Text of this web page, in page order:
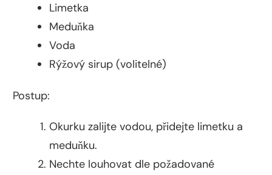
Limetka
Meduňka
Voda
Rýžový sirup (volitelné)
Postup:
Okurku zalijte vodou, přidejte limetku a
meduňku.
Nechte louhovat dle požadované